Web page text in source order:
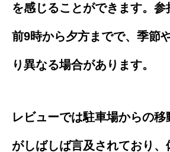
を感じることができます。
前9時から夕方までで、季節
り異なる場合があります。
レビューでは駐車場からの移
がしばしば言及されており